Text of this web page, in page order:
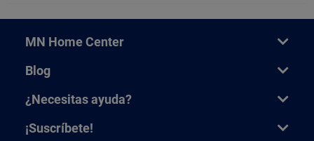
MN Home Center
Blog
¿Necesitas ayuda?
¡Suscríbete!